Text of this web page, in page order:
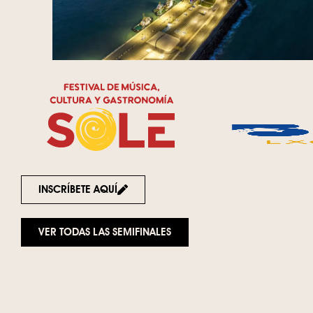
INSCRÍBETE AQUÍ
VER TODAS LAS SEMIFINALES